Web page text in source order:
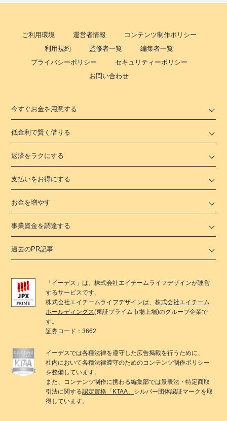
ご利用環境 運営者情報
コンテンツ制作ポリシー
利用規約
監修者一覧
編集者一覧
プライバシーポリシー
セキュリティーポリシー
お問い合わせ
今すぐお金を用意する
低金利で賢く借りる
返済をラクにする
支払いをお得にする
お金を増やす
事業資金を調達する
過去のPR記事
「 イーデス 」は、株式会社エイチームライフデザインが運営
するサービスです。
株式会社エイチームライフデザインは、株式会社エイチーム
ホールディングス(東証プライム市場上場)のグループ企業で
す。
証券コード：3662
イーデスでは各種法律を遵守した広告掲載を行うために、
社内において各種法律遵守のためのコンテンツ制作ポリシー
を整備しています。
また、コンテンツ制作に携わる編集部では景表法・特定商取
引法に関する認定資格「KTAA」 シルバー団体認証マークを取
得しています。